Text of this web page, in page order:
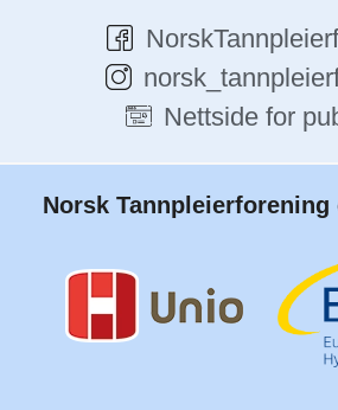
Nettside for
Norsk Tannpleierforening